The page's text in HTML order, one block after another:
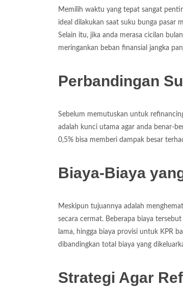
Memilih waktu yang tepat sangat
ideal dilakukan saat suku bunga pasar
Selain itu, jika anda merasa cicilan
meringankan beban finansial jangka
Perbandingan
Sebelum memutuskan untuk
adalah kunci utama agar anda benar-
0,5% bisa memberi dampak besar
Biaya-Biaya
Meskipun tujuannya adalah
secara cermat. Beberapa biaya
lama, hingga biaya provisi untuk KPR
dibandingkan total biaya yang
Strategi Agar